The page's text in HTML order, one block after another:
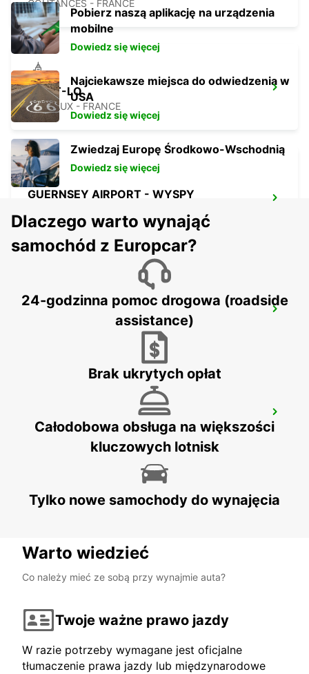
COUTANCES - FRANCE
SAINT-LO
AGNEAUX - FRANCE
GUERNSEY AIRPORT - WYSPY
GUERNSEY - UNITED KINGDOM
BAYEUX VAUCELLES
VAUCELLES - FRANCE
GRANVILLE - FRANCE
Pobierz naszą aplikację na urządzenia
mobilne
Dowiedz się więcej
Najciekawsze miejsca do odwiedzenia w
USA
Dowiedz się więcej
Zwiedzaj Europę Środkowo-Wschodnią
Dowiedz się więcej
Dlaczego warto wynająć
samochód z Europcar?
24-godzinna pomoc drogowa (roadside
assistance)
Brak ukrytych opłat
Całodobowa obsługa na większości
kluczowych lotnisk
Tylko nowe samochody do wynajęcia
Warto wiedzieć
Co należy mieć ze sobą przy wynajmie auta?
Twoje ważne prawo jazdy
W razie potrzeby wymagane jest oficjalne
tłumaczenie prawa jazdy lub międzynarodowe